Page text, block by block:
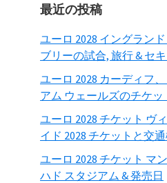
プ
ラ
イ
マ
リ
サ
イ
ド
最近の投稿
ユーロ 2028 イングラン
ブリーの試合, 旅行 & セ
ユーロ 2028 カーディフ
アム ウェールズのチケッ
ユーロ 2028 チケット ヴ
イド 2028 チケットと交
ユーロ 2028 チケット マ
ハド スタジアム & 発売日